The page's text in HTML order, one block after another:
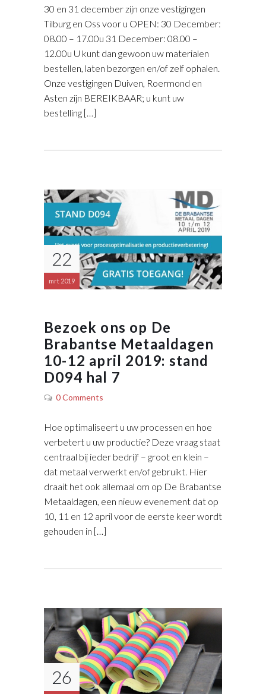
30 en 31 december zijn onze vestigingen
Tilburg en Oss voor u OPEN: 30 December:
08.00 – 17.00u 31 December: 08.00 –
12.00u U kunt dan gewoon uw materialen
bestellen, laten bezorgen en/of zelf ophalen.
Onze vestigingen Duiven, Roermond en
Asten zijn BEREIKBAAR; u kunt uw
bestelling […]
22
mrt 2019
Bezoek ons op De
Brabantse Metaaldagen
10-12 april 2019: stand
D094 hal 7
0 Comments
Hoe optimaliseert u uw processen en hoe
verbetert u uw productie? Deze vraag staat
centraal bij ieder bedrijf – groot en klein –
dat metaal verwerkt en/of gebruikt. Hier
draait het ook allemaal om op De Brabantse
Metaaldagen, een nieuw evenement dat op
10, 11 en 12 april voor de eerste keer wordt
gehouden in […]
26